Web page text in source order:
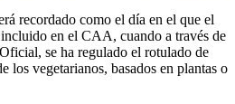
recordado como el día en el que el
en el CAA, cuando a través de
se ha regulado el rotulado de
los vegetarianos, basados en plantas o